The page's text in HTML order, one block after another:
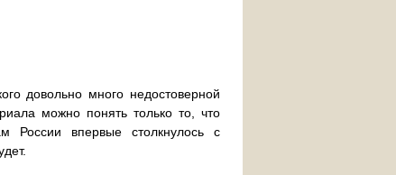
довольно много недостоверной
можно понять только то, что
России впервые столкнулось с